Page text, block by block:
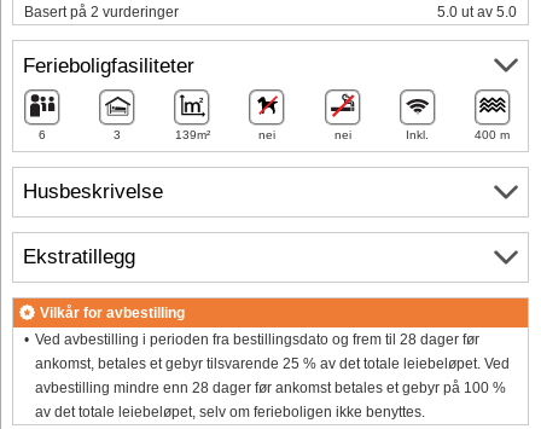
Husbeskrivelse
Basert på 2 vurderinger 5.0 ut av 5.0
Ferieboligfasiliteter
6 3 139m² nei nei Inkl. 400 m
Ekstratillegg
Vilkår for avbestilling
Ved avbestilling i perioden fra bestillingsdato og frem til 28 dager før
ankomst, betales et gebyr tilsvarende 25 % av det totale leiebeløpet. Ved
avbestilling mindre enn 28 dager før ankomst betales et gebyr på 100 %
av det totale leiebeløpet, selv om ferieboligen ikke benyttes.